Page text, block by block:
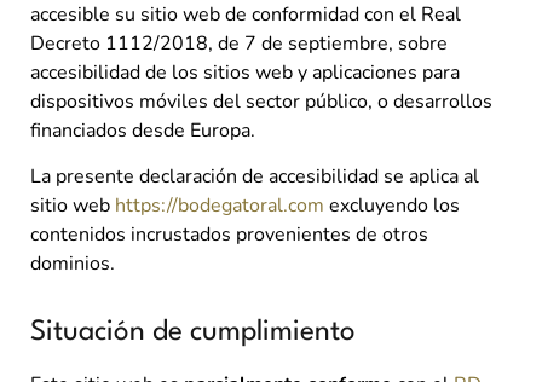
accesible su sitio web de conformidad con el Real
Decreto 1112/2018, de 7 de septiembre, sobre
accesibilidad de los sitios web y aplicaciones para
dispositivos móviles del sector público, o desarrollos
financiados desde Europa.
La presente declaración de accesibilidad se aplica al
sitio web https://bodegatoral.com excluyendo los
contenidos incrustados provenientes de otros
dominios.
Situación de cumplimiento